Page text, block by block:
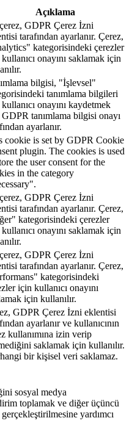
Açıklama
GDPR Çerez İzni
tarafından ayarlanır. Çerez,
kategorisindeki çerezler
onayını saklamak için
bilgisi, "İşlevsel"
tanımlama bilgileri
onayını kaydetmek
tanımlama bilgisi onayı
ayarlanır.
cookie is set by GDPR Cookie
plugin. The cookies is used
the user consent for the
in the category
GDPR Çerez İzni
tarafından ayarlanır. Çerez,
kategorisindeki çerezler
onayını saklamak için
GDPR Çerez İzni
tarafından ayarlanır. Çerez,
kategorisindeki
için kullanıcı onayını
için kullanılır.
GDPR Çerez İzni eklentisi
ayarlanır ve kullanıcının
kullanımına izin verip
saklamak için kullanılır.
bir kişisel veri saklamaz.
sosyal medya
toplamak ve diğer üçüncü
yardımcı